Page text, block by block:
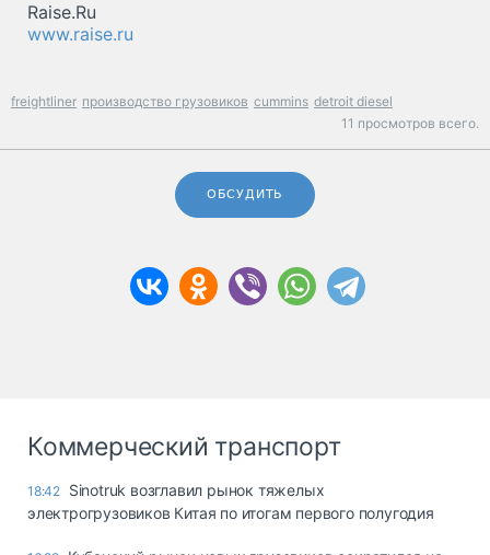
Raise.Ru
www.raise.ru
freightliner производство грузовиков cummins detroit diesel
11 просмотров всего.
ОБСУДИТЬ
Коммерческий транспорт
18:42 Sinotruk возглавил рынок тяжелых
электрогрузовиков Китая по итогам первого полугодия